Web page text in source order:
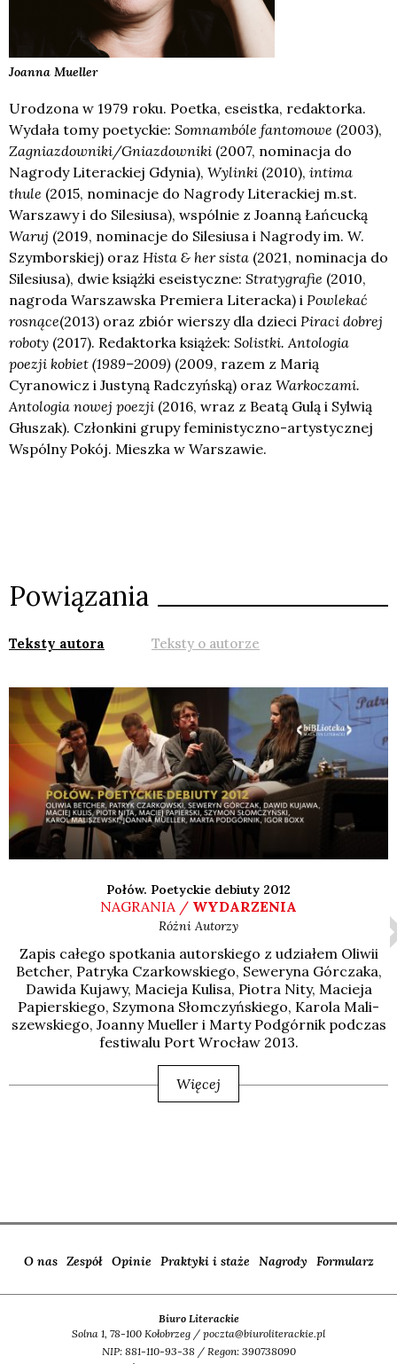
Joanna Mueller
Urodzona w 1979 roku. Poetka, eseistka, redaktorka.
Wydała tomy poetyckie: Somnambóle fantomowe (2003),
Zagniazdowniki/Gniazdowniki (2007, nominacja do
Nagrody Literackiej Gdynia), Wylinki (2010), intima
thule (2015, nominacje do Nagrody Literackiej m.st.
Warszawy i do Silesiusa), wspólnie z Joanną Łańcucką
Waruj (2019, nominacje do Silesiusa i Nagrody im. W.
Szymborskiej) oraz Hista & her sista (2021, nominacja do
Silesiusa), dwie książki eseistyczne: Stratygrafie (2010,
nagroda Warszawska Premiera Literacka) i Powlekać
rosnące(2013) oraz zbiór wierszy dla dzieci Piraci dobrej
roboty (2017). Redaktorka książek: Solistki. Antologia
poezji kobiet (1989–2009) (2009, razem z Marią
Cyranowicz i Justyną Radczyńską) oraz Warkoczami.
Antologia nowej poezji (2016, wraz z Beatą Gulą i Sylwią
Głuszak). Członkini grupy feministyczno-artystycznej
Wspólny Pokój. Mieszka w Warszawie.
Powiązania
Teksty autora Teksty o autorze
Połów. Poetyckie debiuty 2012
NAGRANIA / WYDARZENIA
Różni Autorzy
Zapis całe­go spo­tka­nia autor­skie­go z udzia­łem Oli­wii
Bet­cher, Patry­ka Czar­kow­skie­go, Sewe­ry­na Gór­cza­ka,
Dawi­da Kuja­wy, Macie­ja Kuli­sa, Pio­tra Nity, Macie­ja
Papier­skie­go, Szy­mo­na Słom­czyń­skie­go, Karo­la Mali­
szew­skie­go, Joan­ny Muel­ler i Mar­ty Pod­gór­nik pod­czas
festi­wa­lu Port Wro­cław 2013.
Więcej
O nas Zespół Opinie Praktyki i staże Nagrody Formularz
Biuro Literackie
Solna 1, 78-100 Kołobrzeg / poczta@biuroliterackie.pl
NIP: 881-110-93-38 / Regon: 390738090